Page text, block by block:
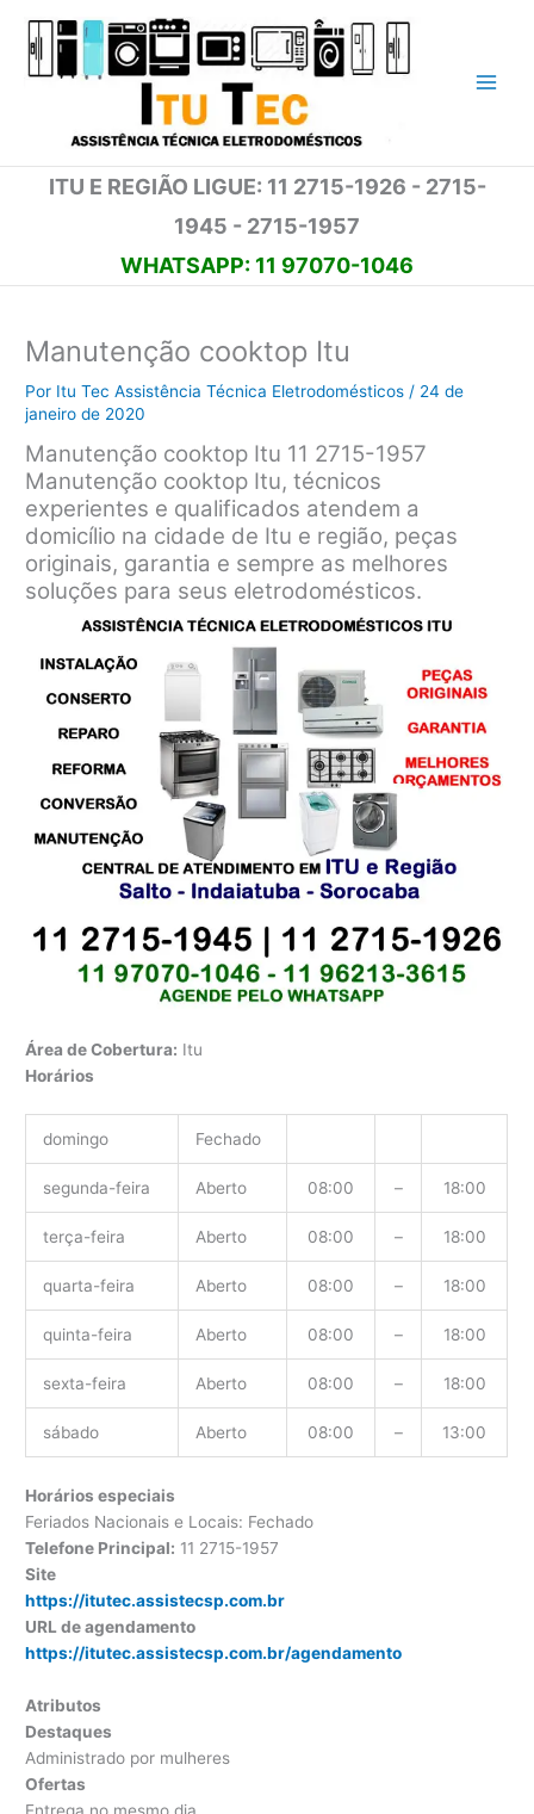
para
ITU E REGIÃO LIGUE: 11 2715-1926 - 2715-
1945 - 2715-1957
WHATSAPP: 11 97070-1046
Manutenção cooktop Itu
Por Itu Tec Assistência Técnica Eletrodomésticos / 24 de
janeiro de 2020
Manutenção cooktop Itu 11 2715-1957
Manutenção cooktop Itu, técnicos
experientes e qualificados atendem a
domicílio na cidade de Itu e região, peças
originais, garantia e sempre as melhores
soluções para seus eletrodomésticos.
Área de Cobertura: Itu
Horários
domingo Fechado
segunda-feira Aberto 08:00 – 18:00
terça-feira Aberto 08:00 – 18:00
quarta-feira Aberto 08:00 – 18:00
quinta-feira Aberto 08:00 – 18:00
sexta-feira Aberto 08:00 – 18:00
sábado Aberto 08:00 – 13:00
Horários especiais
Feriados Nacionais e Locais: Fechado
Telefone Principal: 11 2715-1957
Site
https://itutec.assistecsp.com.br
URL de agendamento
https://itutec.assistecsp.com.br/agendamento
Atributos
Destaques
Administrado por mulheres
Ofertas